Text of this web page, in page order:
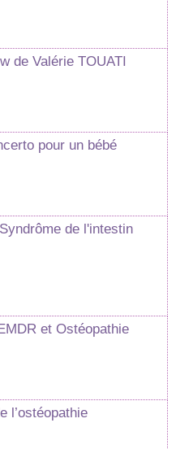
de Valérie TOUATI
pour un bébé
de l'intestin
et Ostéopathie
l’ostéopathie